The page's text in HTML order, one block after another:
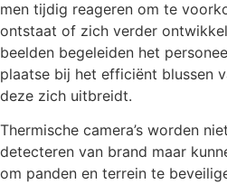
men tijdig reageren om te
ontstaat of zich verder
beelden begeleiden het
plaatse bij het efficiënt blussen
deze zich uitbreidt.
Thermische camera’s worden
detecteren van brand maar
om panden en terrein te